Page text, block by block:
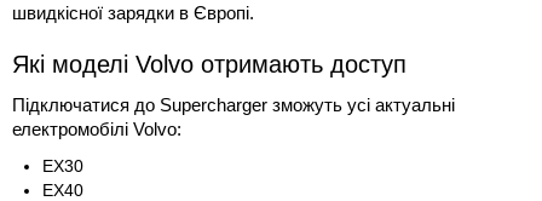
швидкісної зарядки в Європі.
Які моделі Volvo отримають доступ
Підключатися до Supercharger зможуть усі актуальні
електромобілі Volvo:
EX30
EX40